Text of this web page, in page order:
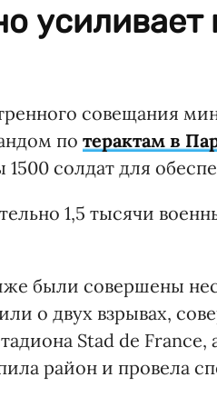
усиливает
совещания
по терактам в
солдат для
1,5 тысячи
были совершены
о двух взрывах,
Stad de France,
район и провела